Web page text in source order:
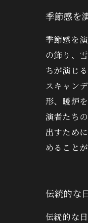
季節感を
季節感を
の飾り、
ちが演じ
スキャン
形、暖炉
演者たち
出すため
めること
伝統的な
伝統的な